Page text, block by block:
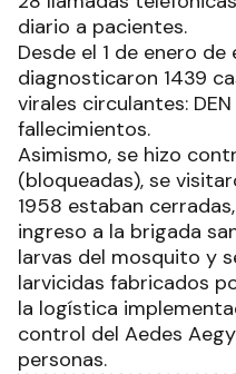
diario a pacientes.
Desde el 1 de enero
diagnosticaron 1439
virales circulantes:
fallecimientos.
Asimismo, se hizo
(bloqueadas), se
1958 estaban
ingreso a la brigada
larvas del mosquito y
larvicidas fabricados
la logística
control del Aedes
personas.